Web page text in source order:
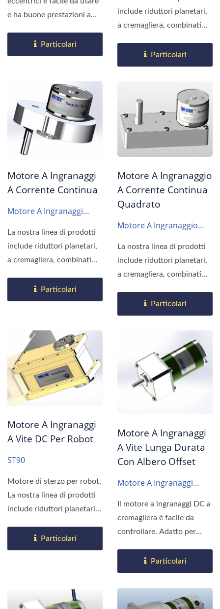
e ha buone prestazioni a
Particolari
include riduttori planetari,
a cremagliera, combinati
Particolari
Motore A Ingranaggi
A Corrente Continua
Motore A Ingranaggi
La nostra linea di prodotti
include riduttori planetari,
a cremagliera, combinati
Particolari
Motore A Ingranaggio
A Corrente Continua
Quadrato
Motore A Ingranaggio
La nostra linea di prodotti
include riduttori planetari,
a cremagliera, combinati
Particolari
Motore A Ingranaggi
A Vite DC Per Robot
ST90
Motore di sterzo per robot.
La nostra linea di prodotti
include riduttori planetari,
Particolari
Motore A Ingranaggi
A Vite Lunga Durata
Con Albero Offset
Motore A Ingranaggi
Il motore a ingranaggi DC a
cremagliera è facile da
controllare. Adatto per
richiedono...Particolari